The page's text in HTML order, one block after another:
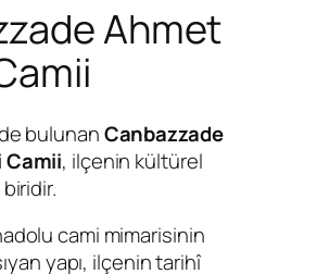
Ahmet
bulunanCanbazzade
Camii, ilçenin kültürel
cami mimarisinin
yapı, ilçenin tarihî